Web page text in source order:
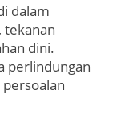
dalam
tekanan
dini.
perlindungan